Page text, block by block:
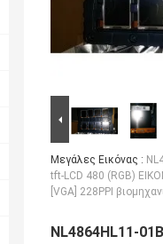
Μεγάλες Εικόνας :
tft-LCD 480 (RGB)
[VGA] 228PPI
NL4864HL11-